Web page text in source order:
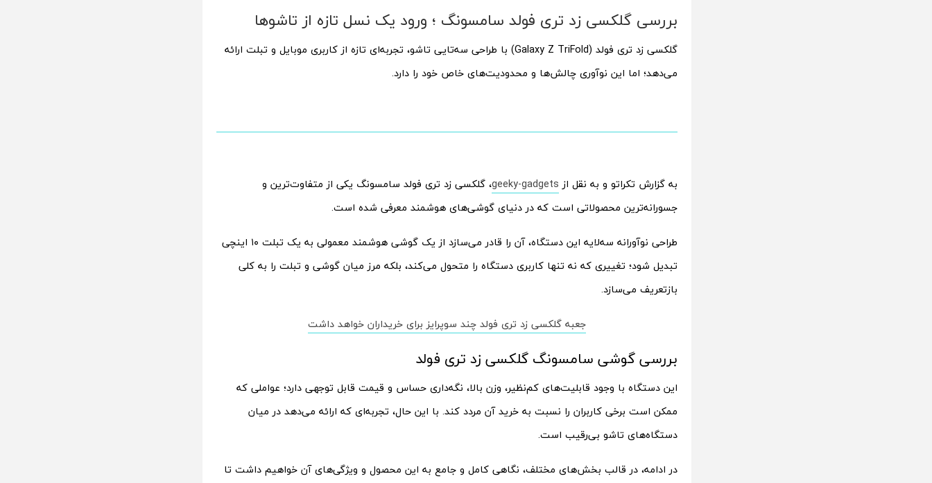
بررسی گلکسی زد تری فولد سامسونگ ؛ ورود یک نسل تازه از تاشوها
گلکسی زد تری فولد (Galaxy Z TriFold) با طراحی سه‌تایی تاشو، تجربه‌ای تازه از کاربری موبایل و تبلت ارائه
می‌دهد؛ اما این نوآوری چالش‌ها و محدودیت‌های خاص خود را دارد.
به گزارش تکراتو و به نقل از geeky-gadgets، گلکسی زد تری فولد سامسونگ یکی از متفاوت‌ترین و
جسورانه‌ترین محصولاتی است که در دنیای گوشی‌های هوشمند معرفی شده است.
طراحی نوآورانه سه‌لایه این دستگاه، آن را قادر می‌سازد از یک گوشی هوشمند معمولی به یک تبلت ۱۰ اینچی
تبدیل شود؛ تغییری که نه تنها کاربری دستگاه را متحول می‌کند، بلکه مرز میان گوشی و تبلت را به کلی
بازتعریف می‌سازد.
جعبه گلکسی زد تری فولد چند سوپرایز برای خریداران خواهد داشت
بررسی گوشی سامسونگ گلکسی زد تری فولد
این دستگاه با وجود قابلیت‌های کم‌نظیر، وزن بالا، نگه‌داری حساس و قیمت قابل توجهی دارد؛ عواملی که
ممکن است برخی کاربران را نسبت به خرید آن مردد کند. با این حال، تجربه‌ای که ارائه می‌دهد در میان
دستگاه‌های تاشو بی‌رقیب است.
در ادامه، در قالب بخش‌های مختلف، نگاهی کامل و جامع به این محصول و ویژگی‌های آن خواهیم داشت تا